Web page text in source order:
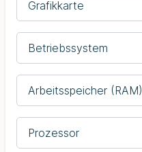
Grafikkarte
Betriebssystem
Arbeitsspeicher (RAM)
Prozessor